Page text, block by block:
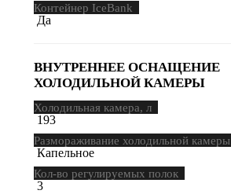
Контейнер IceBank
Да
ВНУТРЕННЕЕ ОСНАЩЕНИЕ
ХОЛОДИЛЬНОЙ КАМЕРЫ
Холодильная камера, л
193
Размораживание холодильной камеры
Капельное
Кол-во регулируемых полок
3